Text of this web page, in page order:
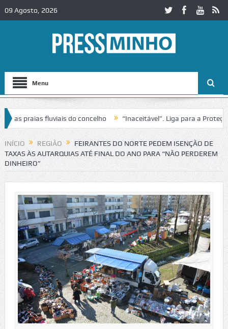
09 Agosto, 2026
Menu
fluviais do concelho “Inaceitável”. Liga para a Proteção da
de trânsito no IC2 em Alcobaça Igreja do Castelo de Cerveira
INÍCIO REGIÃO
FEIRANTES DO NORTE PEDEM ISENÇÃO DE
TAXAS ÀS AUTARQUIAS ATÉ FINAL DO ANO PARA “NÃO PERDEREM
DINHEIRO”